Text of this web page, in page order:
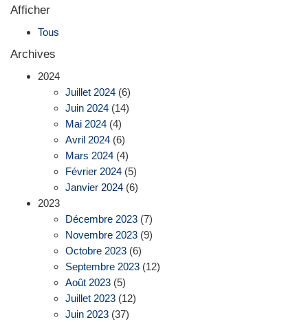
Afficher
Tous
Archives
2024
Juillet 2024 (6)
Juin 2024 (14)
Mai 2024 (4)
Avril 2024 (6)
Mars 2024 (4)
Février 2024 (5)
Janvier 2024 (6)
2023
Décembre 2023 (7)
Novembre 2023 (9)
Octobre 2023 (6)
Septembre 2023 (12)
Août 2023 (5)
Juillet 2023 (12)
Juin 2023 (37)